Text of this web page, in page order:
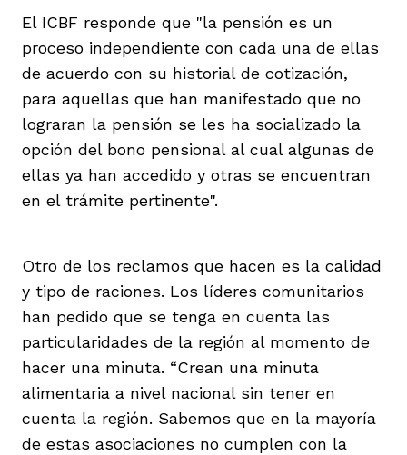
El ICBF responde que "la pensión es un
proceso independiente con cada una de ellas
de acuerdo con su historial de cotización,
para aquellas que han manifestado que no
lograran la pensión se les ha socializado la
opción del bono pensional al cual algunas de
ellas ya han accedido y otras se encuentran
en el trámite pertinente".
Otro de los reclamos que hacen es la calidad
y tipo de raciones. Los líderes comunitarios
han pedido que se tenga en cuenta las
particularidades de la región al momento de
hacer una minuta. “Crean una minuta
alimentaria a nivel nacional sin tener en
cuenta la región. Sabemos que en la mayoría
de estas asociaciones no cumplen con la